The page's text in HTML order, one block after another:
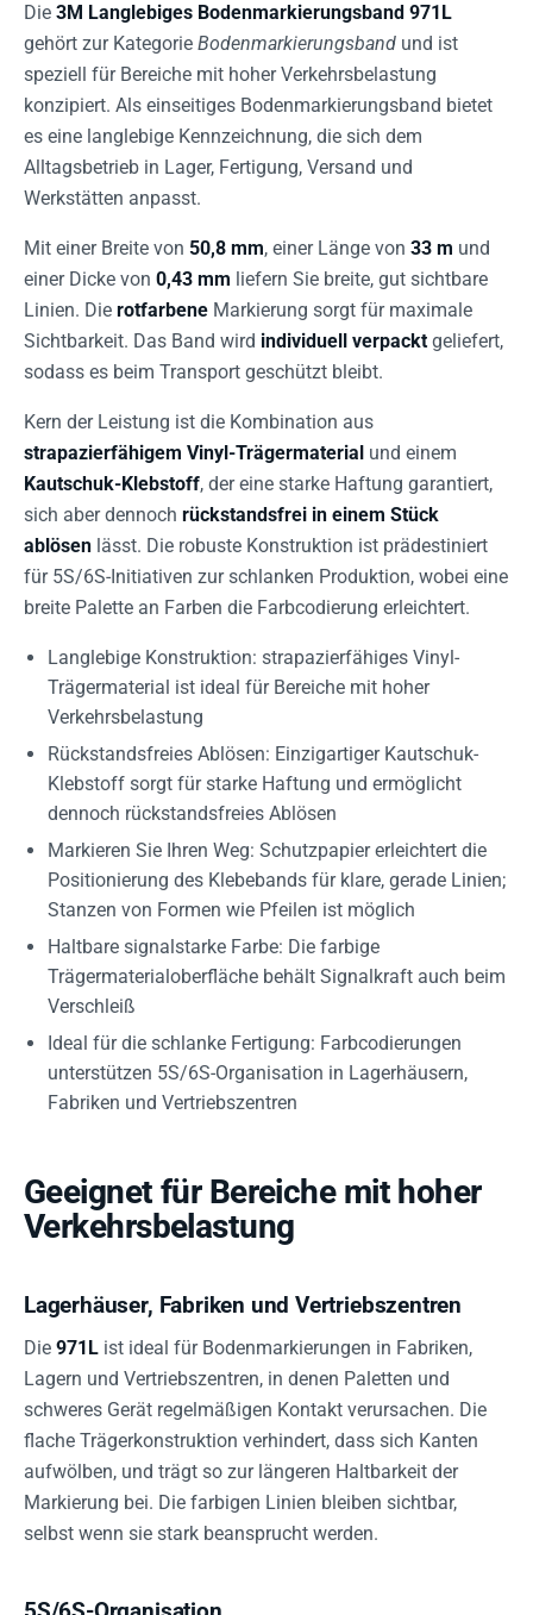
Die 3M Langlebiges Bodenmarkierungsband 971L
gehört zur Kategorie Bodenmarkierungsband und ist
speziell für Bereiche mit hoher Verkehrsbelastung
konzipiert. Als einseitiges Bodenmarkierungsband bietet
es eine langlebige Kennzeichnung, die sich dem
Alltagsbetrieb in Lager, Fertigung, Versand und
Werkstätten anpasst.
Mit einer Breite von 50,8 mm, einer Länge von 33 m und
einer Dicke von 0,43 mm liefern Sie breite, gut sichtbare
Linien. Die rotfarbene Markierung sorgt für maximale
Sichtbarkeit. Das Band wird individuell verpackt geliefert,
sodass es beim Transport geschützt bleibt.
Kern der Leistung ist die Kombination aus
strapazierfähigem Vinyl-Trägermaterial und einem
Kautschuk-Klebstoff, der eine starke Haftung garantiert,
sich aber dennoch rückstandsfrei in einem Stück
ablösen lässt. Die robuste Konstruktion ist prädestiniert
für 5S/6S-Initiativen zur schlanken Produktion, wobei eine
breite Palette an Farben die Farbcodierung erleichtert.
Langlebige Konstruktion: strapazierfähiges Vinyl-
Trägermaterial ist ideal für Bereiche mit hoher
Verkehrsbelastung
Rückstandsfreies Ablösen: Einzigartiger Kautschuk-
Klebstoff sorgt für starke Haftung und ermöglicht
dennoch rückstandsfreies Ablösen
Markieren Sie Ihren Weg: Schutzpapier erleichtert die
Positionierung des Klebebands für klare, gerade Linien;
Stanzen von Formen wie Pfeilen ist möglich
Haltbare signalstarke Farbe: Die farbige
Trägermaterialoberfläche behält Signalkraft auch beim
Verschleiß
Ideal für die schlanke Fertigung: Farbcodierungen
unterstützen 5S/6S-Organisation in Lagerhäusern,
Fabriken und Vertriebszentren
Geeignet für Bereiche mit hoher
Verkehrsbelastung
Lagerhäuser, Fabriken und Vertriebszentren
Die 971L ist ideal für Bodenmarkierungen in Fabriken,
Lagern und Vertriebszentren, in denen Paletten und
schweres Gerät regelmäßigen Kontakt verursachen. Die
flache Trägerkonstruktion verhindert, dass sich Kanten
aufwölben, und trägt so zur längeren Haltbarkeit der
Markierung bei. Die farbigen Linien bleiben sichtbar,
selbst wenn sie stark beansprucht werden.